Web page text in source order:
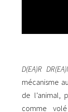
D(EA)R
mécanisme
de l’animal,
comme